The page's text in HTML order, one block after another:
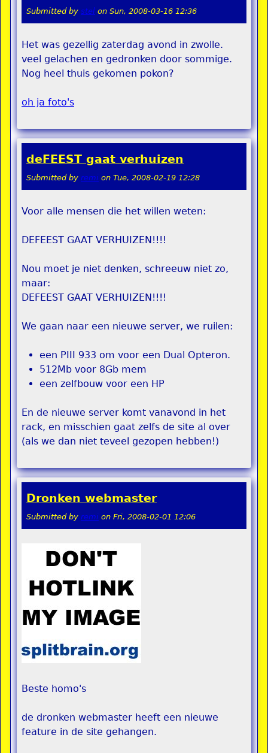
Submitted by stel on Sun, 2008-03-16 12:36
Het was gezellig zaterdag avond in zwolle.
veel gelachen en gedronken door sommige.
Nog heel thuis gekomen pokon?
oh ja foto's
deFEEST gaat verhuizen
Submitted by remi on Tue, 2008-02-19 12:28
Voor alle mensen die het willen weten:
DEFEEST GAAT VERHUIZEN!!!!
Nou moet je niet denken, schreeuw niet zo,
maar:
DEFEEST GAAT VERHUIZEN!!!!
We gaan naar een nieuwe server, we ruilen:
een PIII 933 om voor een Dual Opteron.
512Mb voor 8Gb mem
een zelfbouw voor een HP
En de nieuwe server komt vanavond in het
rack, en misschien gaat zelfs de site al over
(als we dan niet teveel gezopen hebben!)
Dronken webmaster
Submitted by remi on Fri, 2008-02-01 12:06
Beste homo's
de dronken webmaster heeft een nieuwe
feature in de site gehangen.